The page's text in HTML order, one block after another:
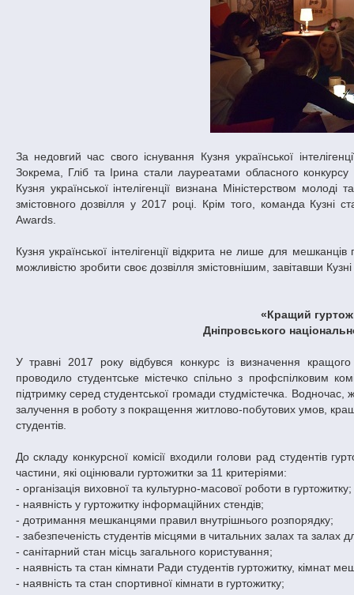
За недовгий час свого існування Кузня української
Зокрема, Гліб та Ірина стали лауреатами обласного
Кузня української інтелігенції визнана Міністерством
змістовного дозвілля у 2017 році. Крім того, команда Кузні
Awards.
Кузня української інтелігенції відкрита не лише для
можливістю зробити своє дозвілля змістовнішим, завітавши
«Кращий
Дніпровського
У травні 2017 року відбувся конкурс із визначення
проводило студентське містечко спільно з профспілковим
підтримку серед студентської громади студмістечка.
залучення в роботу з покращення житлово-побутових умов,
студентів.
До складу конкурсної комісії входили голови рад студентів
частини, які оцінювали гуртожитки за 11 критеріями:
- організація виховної та культурно-масової роботи в гуртожитку;
- наявність у гуртожитку інформаційних стендів;
- дотримання мешканцями правил внутрішнього розпорядку;
- забезпеченість студентів місцями в читальних залах та залах
- санітарний стан місць загального користування;
- наявність та стан кімнати Ради студентів гуртожитку, кімнат
- наявність та стан спортивної кімнати в гуртожитку;